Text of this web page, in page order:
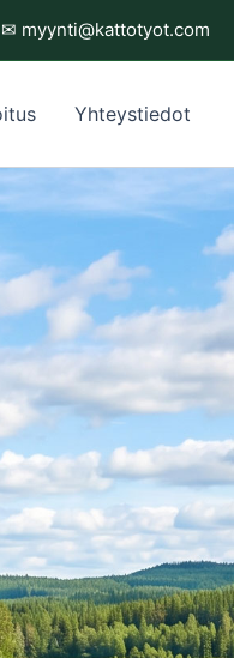
myynti@kattotyot.com
Yhteystiedot